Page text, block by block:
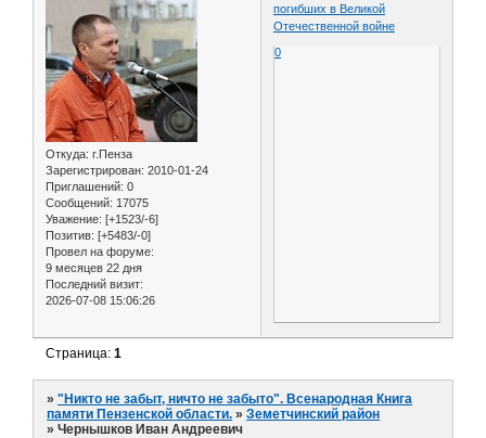
Откуда: г.Пенза
Зарегистрирован: 2010-01-24
Приглашений: 0
Сообщений: 17075
Уважение: [+1523/-6]
Позитив: [+5483/-0]
Провел на форуме:
9 месяцев 22 дня
Последний визит:
2026-07-08 15:06:26
погибших в Великой
Отечественной войне
0
Страница:1
»"Никто не забыт, ничто не забыто". Всенародная Книга
памяти Пензенской области. »Земетчинский район
»Чернышков Иван Андреевич